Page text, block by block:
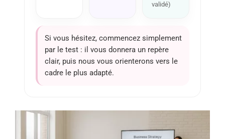
validé)
Si vous hésitez, commencez simplement
par le test : il vous donnera un repère
clair, puis nous vous orienterons vers le
cadre le plus adapté.